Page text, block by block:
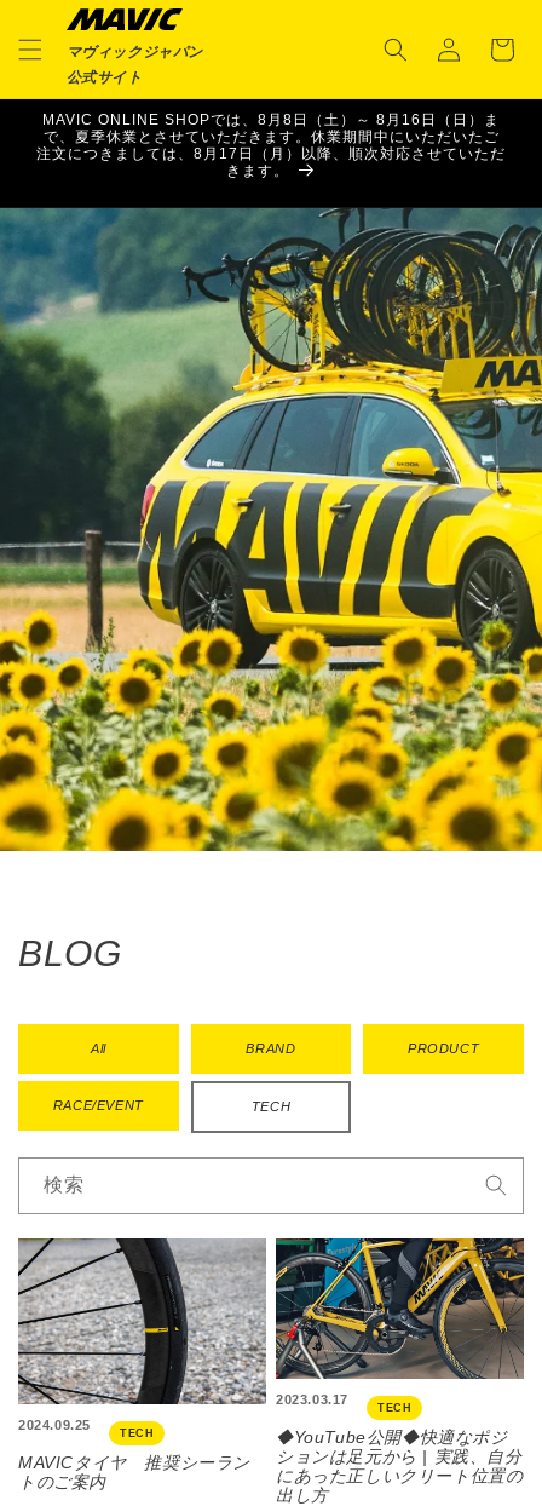
コンテ
ンツに
進むマヴィックジャパン
公式サイト
イ
ー
MAVIC ONLINE SHOPでは、8月8日（土）～ 8月16日（日）ま
で、夏季休業とさせていただきます。休業期間中にいただいたご
注文につきましては、8月17日（月）以降、順次対応させていただ
きます。
BLOG
All BRAND PRODUCT
RACE/EVENT TECH
検索
2024.09.25
TECH
MAVICタイヤ 推奨シーラン
トのご案内
2023.03.17
TECH
◆YouTube公開◆快適なポジ
ションは足元から | 実践、自分
にあった正しいクリート位置の
出し方